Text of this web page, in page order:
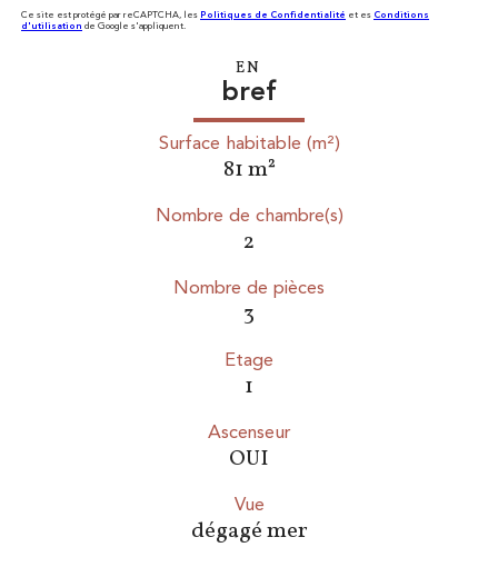
Ce site est protégé par reCAPTCHA, les Politiques de Confidentialité et es Conditions
d'utilisation de Google s'appliquent.
EN
bref
Surface habitable (m²)
81 m²
Nombre de chambre(s)
2
Nombre de pièces
3
Etage
1
Ascenseur
OUI
Vue
dégagé mer